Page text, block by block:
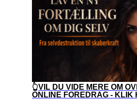
👆VIL DU VIDE MERE OM
ONLINE FOREDRAG - KLIK